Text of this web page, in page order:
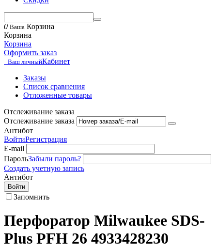
0 Ваша Корзина
Корзина
Корзина
Оформить заказ
Ваш личныйКабинет
Заказы
Список сравнения
Отложенные товары
Отслеживание заказа
Отслеживание заказа
Антибот
ВойтиРегистрация
E-mail
ПарольЗабыли пароль?
Создать учетную запись
Антибот
Войти
Запомнить
Перфоратор Milwaukee SDS-
Plus PFH 26 4933428230